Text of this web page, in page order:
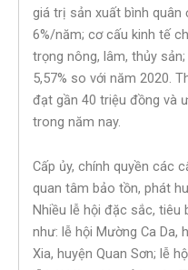
giá trị sản xuất bình quân
6%/năm; cơ cấu kinh tế
trọng nông, lâm, thủy
5,57% so với năm 2020.
đạt gần 40 triệu đồng và
trong năm nay.
Cấp ủy, chính quyền các
quan tâm bảo tồn, phát
Nhiều lễ hội đặc sắc, tiêu
như: lễ hội Mường Ca Da,
Xia, huyện Quan Sơn; lễ